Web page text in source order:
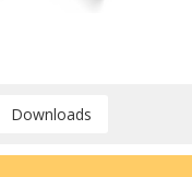
Downloads